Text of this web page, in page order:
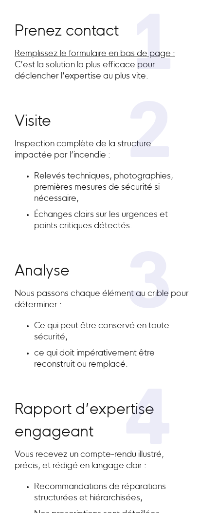
1
Prenez contact
Remplissez le formulaire en bas de page :
C’est la solution la plus efficace pour
déclencher l’expertise au plus vite.
2
Visite
Inspection complète de la structure
impactée par l’incendie :
Relevés techniques, photographies,
premières mesures de sécurité si
nécessaire,
Échanges clairs sur les urgences et
points critiques détectés.
3
Analyse
Nous passons chaque élément au crible pour
déterminer :
Ce qui peut être conservé en toute
sécurité,
ce qui doit impérativement être
reconstruit ou remplacé.
4
Rapport d’expertise
engageant
Vous recevez un compte-rendu illustré,
précis, et rédigé en langage clair :
Recommandations de réparations
structurées et hiérarchisées,